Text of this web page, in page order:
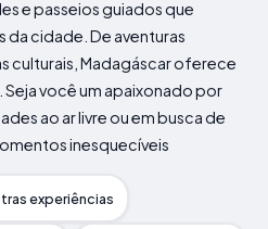
e passeios guiados que
da cidade. De aventuras
culturais, Madagáscar oferece
você um apaixonado por
ao ar livre ou em busca de
inesquecíveis
experiências